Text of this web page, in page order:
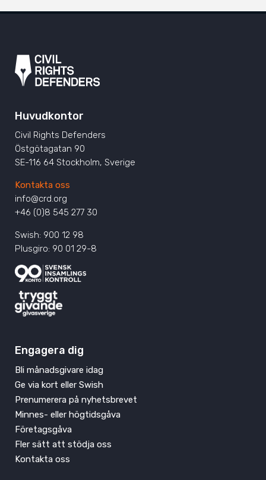
Huvudkontor
Civil Rights Defenders
Östgötagatan 90
SE-116 64 Stockholm, Sverige
Kontakta oss
info@crd.org
+46 (0)8 545 277 30
Swish: 900 12 98
Plusgiro: 90 01 29-8
Engagera dig
Bli månadsgivare idag
Ge via kort eller Swish
Prenumerera på nyhetsbrevet
Minnes- eller högtidsgåva
Företagsgåva
Fler sätt att stödja oss
Kontakta oss